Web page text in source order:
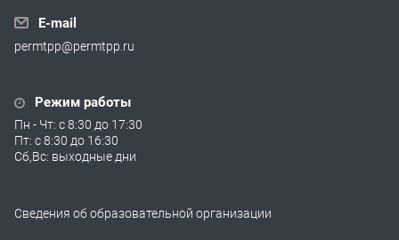
E-mail
permtpp@permtpp.ru
Режим работы
Пн - Чт: с 8:30 до 17:30
Пт: с 8:30 до 16:30
Сб,Вс: выходные дни
Сведения об образовательной организации